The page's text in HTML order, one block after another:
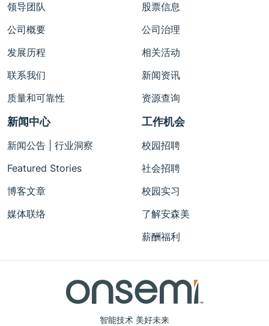
智能技术 美好未来
领导团队
公司概要
发展历程
联系我们
质量和可靠性
股票信息
公司治理
相关活动
新闻资讯
资源查询
新闻中心
新闻公告 | 行业洞察
Featured Stories
博客文章
媒体联络
工作机会
校园招聘
社会招聘
校园实习
了解安森美
薪酬福利